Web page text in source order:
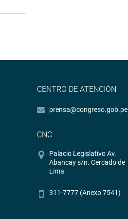
CENTRO DE ATENCIÓN
prensa@congreso.gob.pe
CNC
Palacio Legislativo Av.
Abancay s/n. Cercado de
Lima
311-7777 (Anexo 7541)